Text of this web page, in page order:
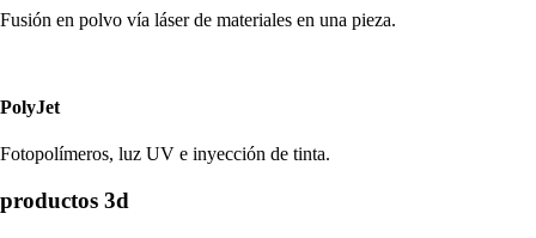
Fusión en polvo vía láser de materiales en una pieza.
PolyJet
Fotopolímeros, luz UV e inyección de tinta.
productos 3d